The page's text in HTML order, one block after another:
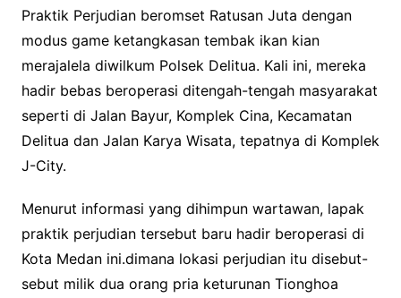
Praktik Perjudian beromset Ratusan Juta dengan
modus game ketangkasan tembak ikan kian
merajalela diwilkum Polsek Delitua. Kali ini, mereka
hadir bebas beroperasi ditengah-tengah masyarakat
seperti di Jalan Bayur, Komplek Cina, Kecamatan
Delitua dan Jalan Karya Wisata, tepatnya di Komplek
J-City.
Menurut informasi yang dihimpun wartawan, lapak
praktik perjudian tersebut baru hadir beroperasi di
Kota Medan ini.dimana lokasi perjudian itu disebut-
sebut milik dua orang pria keturunan Tionghoa